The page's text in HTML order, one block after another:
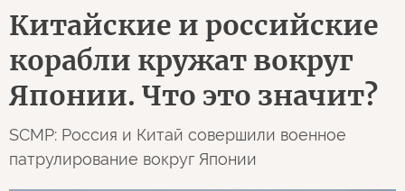
Китайские и российские
корабли кружат вокруг
Японии. Что это значит?
SCMP: Россия и Китай совершили военное
патрулирование вокруг Японии